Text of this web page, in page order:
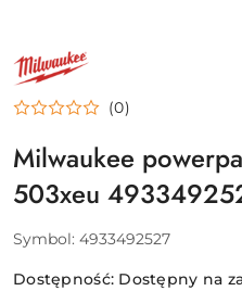
NAZWA
PRODUCENTA:
MILWAUKEE
(0)
Milwaukee
503xeu
Symbol: 4933492527
Dostępność: Dostępny na